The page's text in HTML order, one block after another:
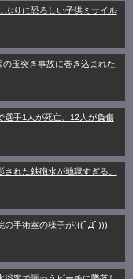
ぶりに恐ろしい子供ミサイル
の玉突き事故に巻き込まれた
選手1人が死亡、12人が負傷
された鉄砲水が地獄すぎる。
の手術室の様子が(((ﾟДﾟ)))